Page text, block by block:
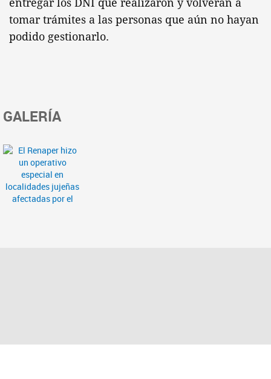
entregar los DNI que realizaron y volverán a
tomar trámites a las personas que aún no hayan
podido gestionarlo.
GALERÍA